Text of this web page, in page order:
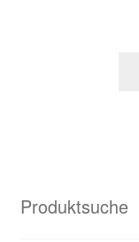
Produktsuche